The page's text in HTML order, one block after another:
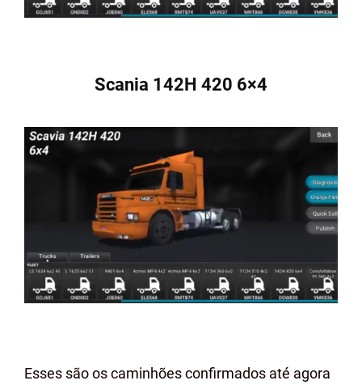
Scania 142H 420 6×4
Esses são os caminhões confirmados até agora